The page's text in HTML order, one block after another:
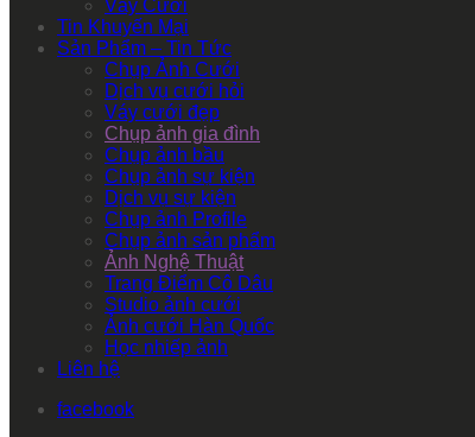
Váy Cưới
Tin Khuyến Mại
Sản Phẩm – Tin Tức
Chụp Ảnh Cưới
Dịch vụ cưới hỏi
Váy cưới đẹp
Chụp ảnh gia đình
Chụp ảnh bầu
Chụp ảnh sự kiện
Dịch vụ sự kiện
Chụp ảnh Profile
Chụp ảnh sản phẩm
Ảnh Nghệ Thuật
Trang Điểm Cô Dâu
Studio ảnh cưới
Ảnh cưới Hàn Quốc
Học nhiếp ảnh
Liên hệ
facebook